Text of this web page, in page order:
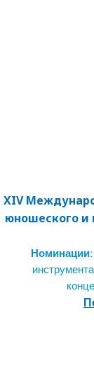
XIV
юношеского и
Номинации: